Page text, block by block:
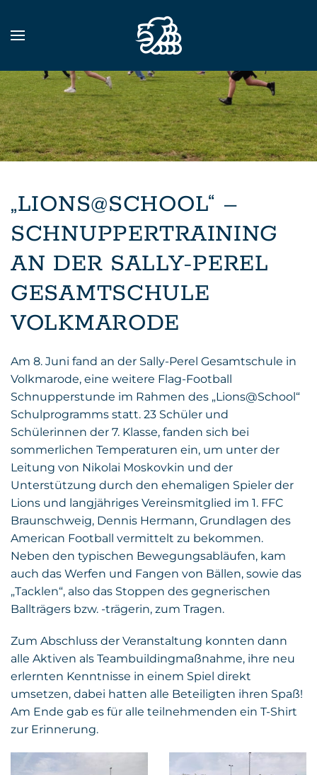
Zum Hauptinhalt springen
„LIONS@SCHOOL“ –
SCHNUPPERTRAINING
AN DER SALLY-PEREL
GESAMTSCHULE
VOLKMARODE
Am 8. Juni fand an der Sally-Perel Gesamtschule in
Volkmarode, eine weitere Flag-Football
Schnupperstunde im Rahmen des „Lions@School“
Schulprogramms statt. 23 Schüler und
Schülerinnen der 7. Klasse, fanden sich bei
sommerlichen Temperaturen ein, um unter der
Leitung von Nikolai Moskovkin und der
Unterstützung durch den ehemaligen Spieler der
Lions und langjähriges Vereinsmitglied im 1. FFC
Braunschweig, Dennis Hermann, Grundlagen des
American Football vermittelt zu bekommen.
Neben den typischen Bewegungsabläufen, kam
auch das Werfen und Fangen von Bällen, sowie das
„Tacklen“, also das Stoppen des gegnerischen
Ballträgers bzw. -trägerin, zum Tragen.
Zum Abschluss der Veranstaltung konnten dann
alle Aktiven als Teambuildingmaßnahme, ihre neu
erlernten Kenntnisse in einem Spiel direkt
umsetzen, dabei hatten alle Beteiligten ihren Spaß!
Am Ende gab es für alle teilnehmenden ein T-Shirt
zur Erinnerung.